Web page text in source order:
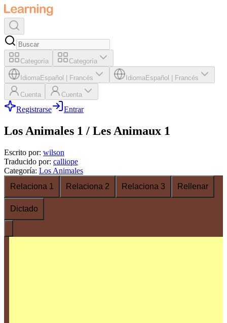
Categoría Categoría
IdiomaEspañol Francés IdiomaEspañol Francés
Cuenta Cuenta
Registrarse Entrar
Los Animales 1 / Les Animaux 1
Escrito por: wilson
Traducido por: calliope
Categoría: Los Animales
Relaciona 1
Relaciona 2 Relaciona 3 Rellenar
Dictado